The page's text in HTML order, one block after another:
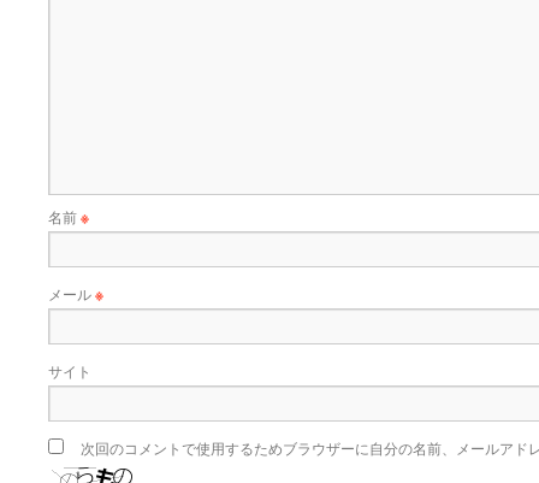
名前※
メール※
サイト
次回のコメントで使用するためブラウザーに自分の名前、メールアド